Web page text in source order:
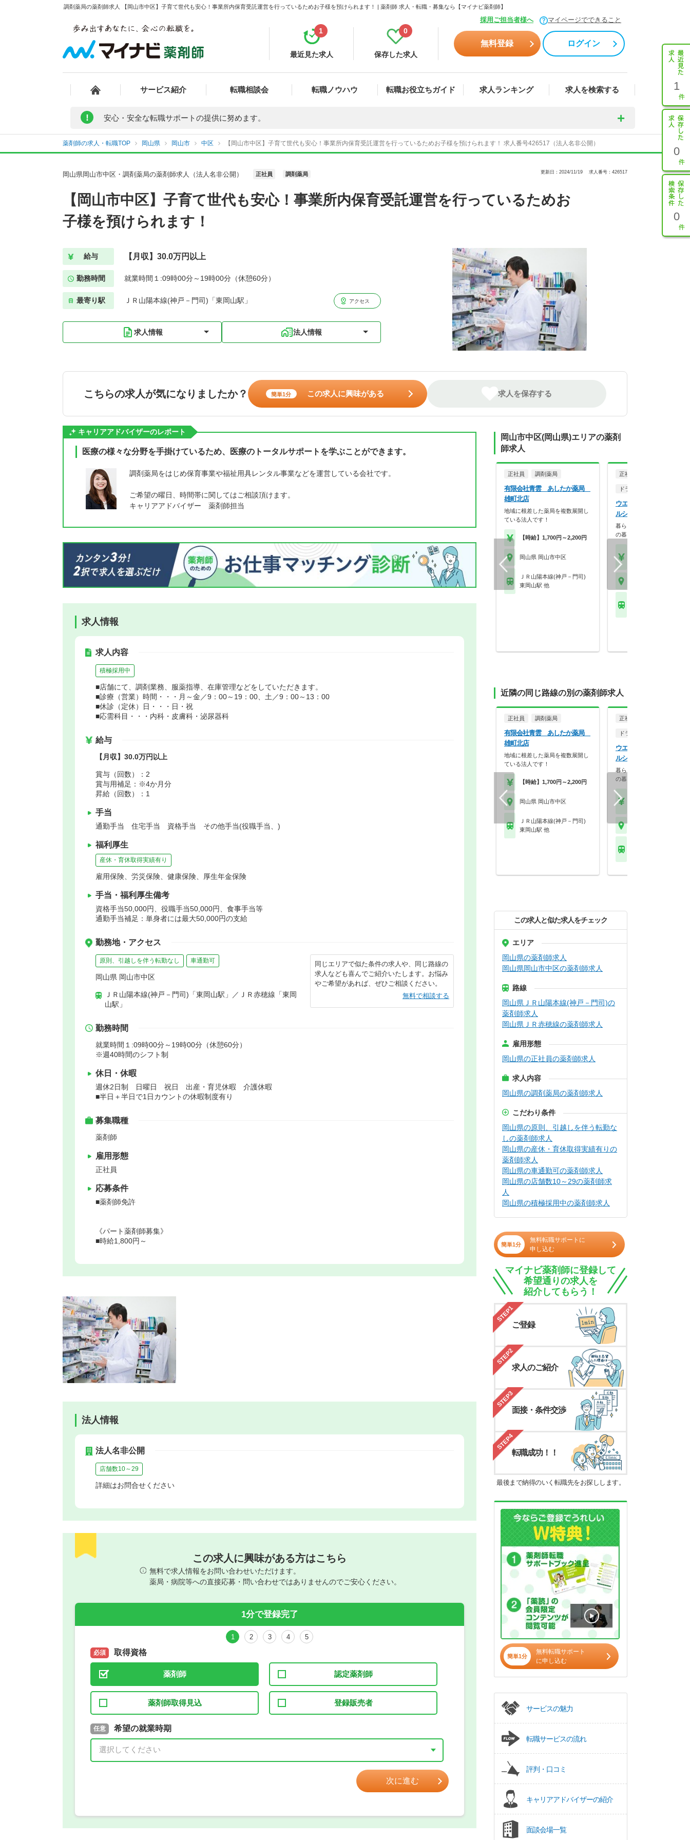
調剤薬局の薬剤師求人 【岡山市中区】子育て世代も安心！事業所内保育受託運営を行っているためお子様を預けられます！ | 薬剤師 求人・転職・募集なら【マイナビ薬剤師】
採用ご担当者様へ マイページでできること
最近見た求人
1
保存した求人
0
無料登録 ログイン
サービス紹介 転職相談会 転職ノウハウ 転職お役立ちガイド 求人ランキング 求人を検索する 1
0
0
! 安心・安全な転職サポートの提供に努めます。
薬剤師の求人・転職TOP 岡山県 岡山市 中区 【岡山市中区】子育て世代も安心！事業所内保育受託運営を行っているためお子様を預けられます！ 求人番号426517（法人名非公開）
岡山県岡山市中区・調剤薬局の薬剤師求人（法人名非公開） 正社員 調剤薬局 更新日：2024/11/19 求人番号：426517
【岡山市中区】子育て世代も安心！事業所内保育受託運営を行っているためお
子様を預けられます！
給与 【月収】30.0万円以上
勤務時間 就業時間１:09時00分～19時00分（休憩60分）
最寄り駅 ＪＲ山陽本線(神戸－門司)「東岡山駅」 アクセス
求人情報 法人情報
こちらの求人が気になりましたか？ 簡単1分 この求人に興味がある 求人を保存する
キャリアアドバイザーのレポート
医療の様々な分野を手掛けているため、医療のトータルサポートを学ぶことができます。
調剤薬局をはじめ保育事業や福祉用具レンタル事業などを運営している会社です。
ご希望の曜日、時間帯に関してはご相談頂けます。
キャリアアドバイザー 薬剤師担当
求人情報
求人内容
積極採用中
■店舗にて、調剤業務、服薬指導、在庫管理などをしていただきます。
■診療（営業）時間・・・月～金／9：00～19：00、土／9：00～13：00
■休診（定休）日・・・日・祝
■応需科目・・・内科・皮膚科・泌尿器科
給与
【月収】30.0万円以上
賞与（回数）：2
賞与用補足：※4か月分
昇給（回数）：1
手当
通勤手当 住宅手当 資格手当 その他手当(役職手当、)
福利厚生
産休・育休取得実績有り
雇用保険、労災保険、健康保険、厚生年金保険
手当・福利厚生備考
資格手当50,000円、役職手当50,000円、食事手当等
通勤手当補足：単身者には最大50,000円の支給
勤務地・アクセス
原則、引越しを伴う転勤なし 車通勤可
岡山県 岡山市中区
ＪＲ山陽本線(神戸－門司)「東岡山駅」／ＪＲ赤穂線「東岡
山駅」
同じエリアで似た条件の求人や、同じ路線の
求人なども喜んでご紹介いたします。お悩み
やご希望があれば、ぜひご相談ください。
無料で相談する
勤務時間
就業時間１:09時00分～19時00分（休憩60分）
※週40時間のシフト制
休日・休暇
週休2日制 日曜日 祝日 出産・育児休暇 介護休暇
■半日＋半日で1日カウントの休暇制度有り
募集職種
薬剤師
雇用形態
正社員
応募条件
■薬剤師免許
《パート薬剤師募集》
■時給1,800円～
法人情報
法人名非公開
店舗数10～29
詳細はお問合せください
この求人に興味がある方はこちら
無料で求人情報をお問い合わせいただけます。
薬局・病院等への直接応募・問い合わせではありませんのでご安心ください。
1分で登録完了
1 2 3 4 5
必須 取得資格
薬剤師 認定薬剤師
薬剤師取得見込 登録販売者
必須 取得予定年
年 3月
任意 希望の就業時期
希望の働き方
次に進む
岡山市中区(岡山県)エリアの薬剤
師求人
正社員 調剤薬局
有限会社青雲 あしたか薬局
雄町北店
地域に根差した薬局を複数展開し
ている法人です！
【時給】1,700円～2,200円
岡山県 岡山市中区
ＪＲ山陽本線(神戸－門司)
東岡山駅 他
正社員
ドラッグストア（調剤併設
ウエルシア薬局株式会社
ルシア岡山浜店
暮らしを支える仕事だから、
の暮らしも大切に。業…
近隣の同じ路線の別の薬剤師求人
正社員 調剤薬局
有限会社青雲 あしたか薬局
雄町北店
地域に根差した薬局を複数展開し
ている法人です！
【時給】1,700円～2,200円
岡山県 岡山市中区
ＪＲ山陽本線(神戸－門司)
東岡山駅 他
正社員
ドラッグストア（調剤併設
ウエルシア薬局株式会社
ルシア岡山浜店
暮らしを支える仕事だから、
の暮らしも大切に。業…
この求人と似た求人をチェック
エリア
岡山県の薬剤師求人
岡山県岡山市中区の薬剤師求人
路線
岡山県ＪＲ山陽本線(神戸－門司)の
薬剤師求人
岡山県ＪＲ赤穂線の薬剤師求人
雇用形態
岡山県の正社員の薬剤師求人
求人内容
岡山県の調剤薬局の薬剤師求人
こだわり条件
岡山県の原則、引越しを伴う転勤な
しの薬剤師求人
岡山県の産休・育休取得実績有りの
薬剤師求人
岡山県の車通勤可の薬剤師求人
岡山県の店舗数10～29の薬剤師求
人
岡山県の積極採用中の薬剤師求人
簡単1分
無料転職サポートに
申し込む
マイナビ薬剤師に登録して
希望通りの求人を
紹介してもらう！
STEP1
ご登録
STEP2
求人のご紹介
STEP3
面接・条件交渉
STEP4
転職成功！！
最後まで納得のいく転職先をお探しします。
簡単1分
無料転職サポート
に申し込む
サービスの魅力
転職サービスの流れ
評判・口コミ
キャリアアドバイザーの紹介
面談会場一覧